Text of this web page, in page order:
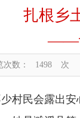
扎根乡
——
次数： 1498 次
村民会露出安